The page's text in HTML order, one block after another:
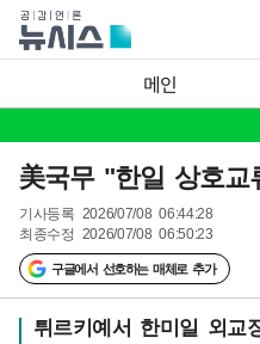
메인
美국무 "한일 상호
기사등록 2026/07/08 06:44:28
최종수정 2026/07/08 06:50:23
구글에서 선호하는 매체로 추가
튀르키예서 한미일 외교